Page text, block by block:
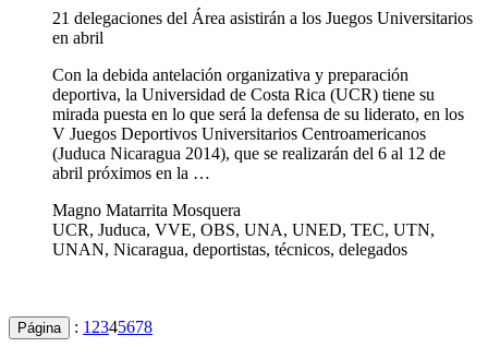
21 delegaciones del Área asistirán a los Juegos Universitarios
en abril
Con la debida antelación organizativa y preparación
deportiva, la Universidad de Costa Rica (UCR) tiene su
mirada puesta en lo que será la defensa de su liderato, en los
V Juegos Deportivos Universitarios Centroamericanos
(Juduca Nicaragua 2014), que se realizarán del 6 al 12 de
abril próximos en la …
Magno Matarrita Mosquera
UCR, Juduca, VVE, OBS, UNA, UNED, TEC, UTN,
UNAN, Nicaragua, deportistas, técnicos, delegados
Página : 1 2345678